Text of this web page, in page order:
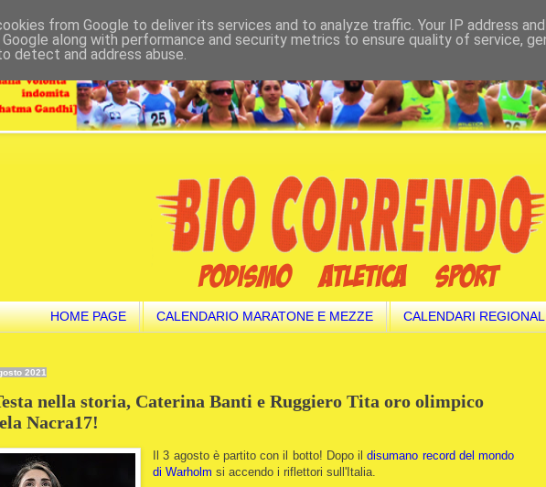
HOME PAGE CALENDARIO MARATONE E MEZZE CALENDARI
2021
nella storia, Caterina Banti e Ruggiero Tita oro olimpico
Nacra17!
Il 3 agosto è partito con il botto! Dopo ildisumano record del mondo
di Warholm si accendo i riflettori sull'Italia.
from Google to deliver its services and to analyze traffic. Your IP address
along with performance and security metrics to ensure quality of service,
detect and address abuse.